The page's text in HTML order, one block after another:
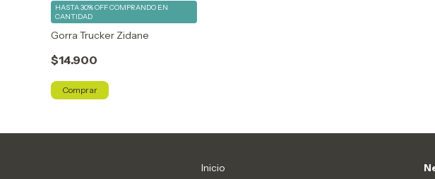
Gorra Trucker Zidane
$14.900
HASTA 30% OFFCOMPRANDO EN
CANTIDAD
Comprar
Inicio